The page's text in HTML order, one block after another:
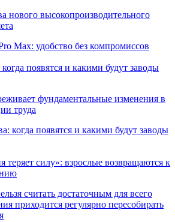
нового высокопроизводительного
появятся и какими будут заводы
фундаментальные изменения в
труда
теряет силу»: взрослые возвращаются к
считать достаточным для всего
приходится регулярно пересобирать